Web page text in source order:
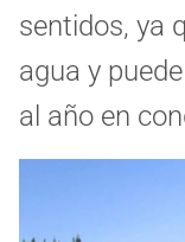
sentidos, ya
agua y
al año en